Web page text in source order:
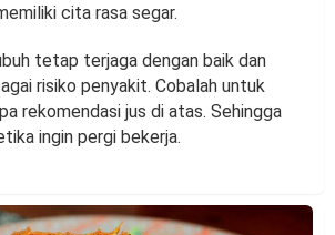
cita rasa segar.
tetap terjaga dengan baik dan
risiko penyakit. Cobalah untuk
rekomendasi jus di atas. Sehingga
ingin pergi bekerja.